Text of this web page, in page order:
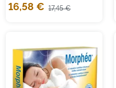
16,58 € 17,45 €